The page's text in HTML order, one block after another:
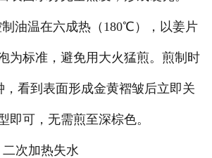
油温在六成热（180℃），以姜片
为标准，避免用大火猛煎。煎制时
，看到表面形成金黄褶皱后立即关
即可，无需煎至深棕色。
次加热失水